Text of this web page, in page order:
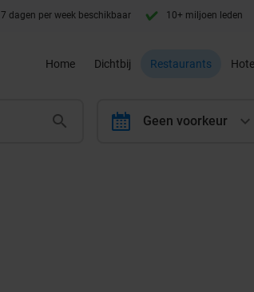
7 dagen per week beschikbaar 10+ miljoen leden
Home Dichtbij Restaurants
calendar Geen voorkeur